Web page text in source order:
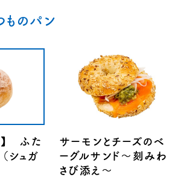
ものパン
】 ふた
シュガ
サーモンとチーズのベ
ーグルサンド～刻みわ
さび添え～